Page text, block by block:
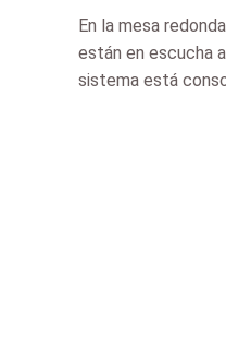
En la mesa
están en escucha
sistema está